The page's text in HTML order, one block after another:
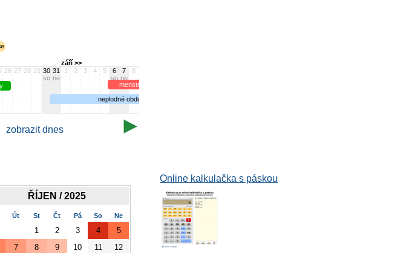
září >>
26 27 28 29 30
so
31
ne
1 2 3 4 5
6
so
7
ne
8
menstruace
neplodné období
zobrazit dnes
ŘÍJEN / 2025
Út St Čt Pá So Ne
1 2 3 4
5
7 8 9 10 11
12
Online kalkulačka s páskou